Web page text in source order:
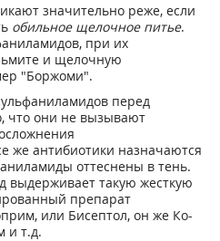
значительно реже, если
обильное щелочное питье.
при их
и щелочную
"Боржоми".
перед
что они не вызывают
же антибиотики назначаются
оттеснены в тень.
выдерживает такую жесткую
препарат
или Бисептол, он же Ко-
и т.д.